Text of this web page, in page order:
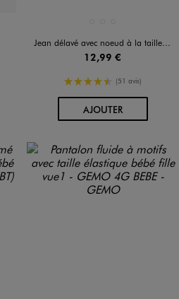
Jean délavé avec noeud à la taille bébé fille
12,99 €
4.5/5 de moyenne
(51 avis)
AJOUTERAU PANIER